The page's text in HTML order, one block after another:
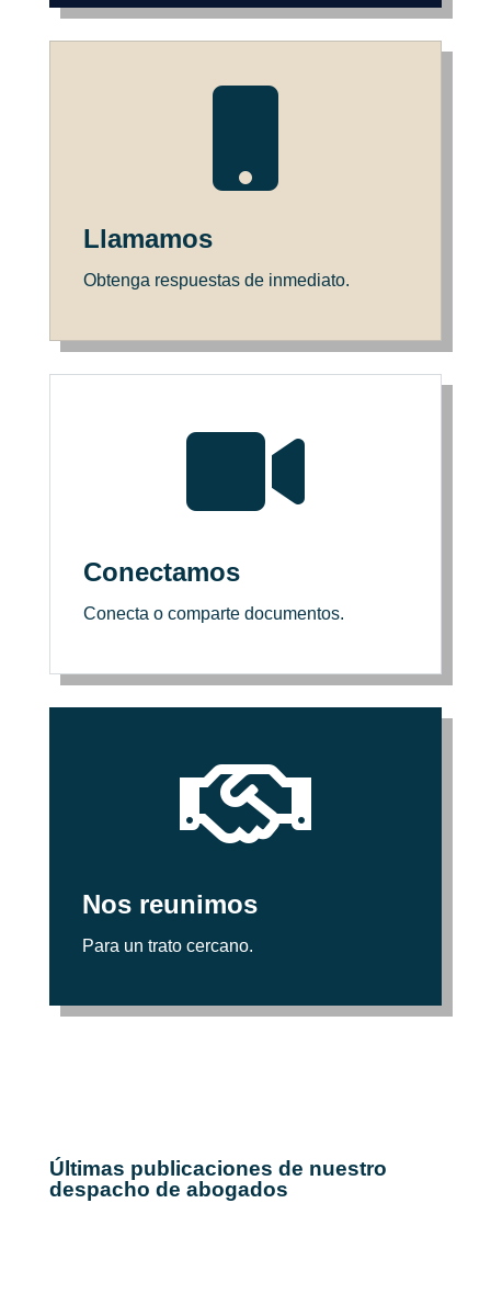
Llamamos
Obtenga respuestas de inmediato.

Conectamos
Conecta o comparte documentos.

Nos reunimos
Para un trato cercano.
Últimas publicaciones de nuestro
despacho de abogados